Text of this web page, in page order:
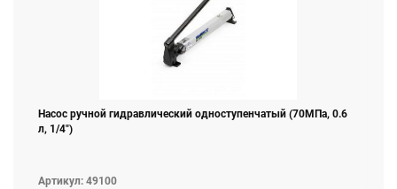
Насос ручной гидравлический одноступенчатый (70МПа, 0.6
л, 1/4")
Артикул: 49100